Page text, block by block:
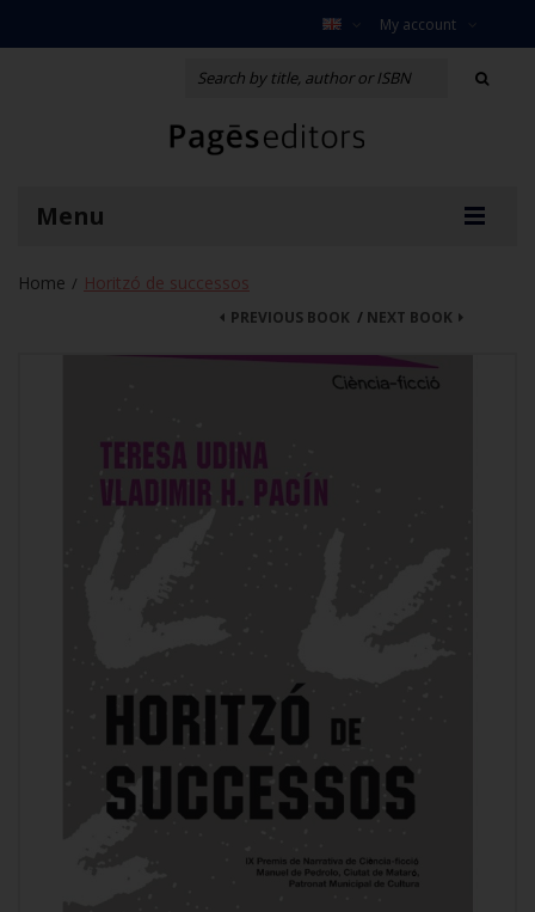
My account
Menu
Home / Horitzó de successos
NEXT BOOK
PREVIOUS BOOK /